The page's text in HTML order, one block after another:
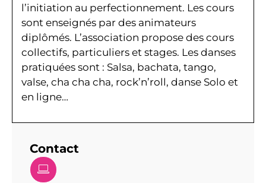
l’initiation au perfectionnement. Les cours
sont enseignés par des animateurs
diplômés. L’association propose des cours
collectifs, particuliers et stages. Les danses
pratiquées sont : Salsa, bachata, tango,
valse, cha cha cha, rock’n’roll, danse Solo et
en ligne…
Contact